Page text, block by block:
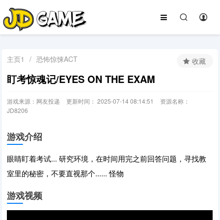
主页1 / 恐怖惊悚ACT
盯考惊魂记/EYES ON THE EXAM
游戏来源：网友投递 更新时间： 2025-07-14 08:14:51
资源名称：
JD8206
收藏
游戏介绍
眼睛盯着考试... 研究环境，在时间用完之前回答问题，寻找教
室里的秘密，不要直视那个...... 怪物
游戏视频